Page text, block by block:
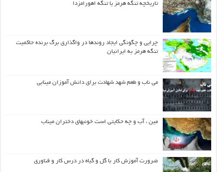
تاریخچه تنگه هرمز یا تنگه اهورامزدا
چرایی و چگونگی ایجاد روندها در واگذاری برگ برنده حاکمیت
تنگه هرمز به ایرانیان
می ناب و طعم شهد شهادت برای دانش آموزان مینابی
مین ، آب و چه حکایتی است خونبهای دختران میناب
ضرورت آموزش کار با گل و گیاه در درس کار و فناوری